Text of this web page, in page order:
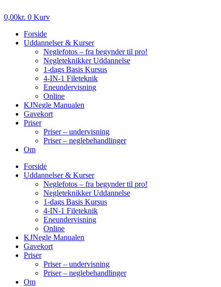
til
0,00kr. 0 Kurv
Forside
Uddannelser & Kurser
Neglefotos – fra begynder til pro!
Negleteknikker Uddannelse
1-dags Basis Kursus
4-IN-1 Fileteknik
Eneundervisning
Online
KJNegle Manualen
Gavekort
Priser
Priser – undervisning
Priser – neglebehandlinger
Om
Forside
Uddannelser & Kurser
Neglefotos – fra begynder til pro!
Negleteknikker Uddannelse
1-dags Basis Kursus
4-IN-1 Fileteknik
Eneundervisning
Online
KJNegle Manualen
Gavekort
Priser
Priser – undervisning
Priser – neglebehandlinger
Om